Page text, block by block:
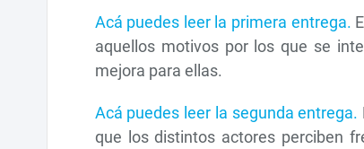
Acá puedes leer la primera entrega.
aquellos motivos por los que se
mejora para ellas.
Acá puedes leer la segunda entrega.
que los distintos actores perciben